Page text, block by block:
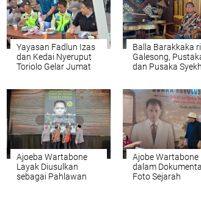
Yayasan Fadlun Izas
dan Kedai Nyeruput
Toriolo Gelar Jumat
Balla Barakkaka ri
Galesong,
dan Pusaka Syekh
Ajoeba Wartabone
Layak Diusulkan
sebagai Pahlawan
Ajobe Wartabone
dalam
Foto Sejarah